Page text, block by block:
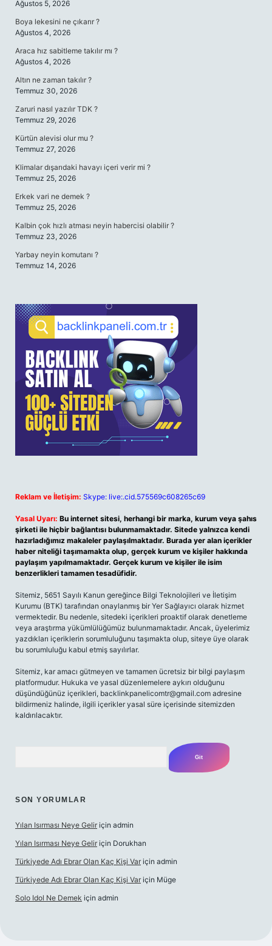
Ağustos 5, 2026
Boya lekesini ne çıkarır ?
Ağustos 4, 2026
Araca hız sabitleme takılır mı ?
Ağustos 4, 2026
Altın ne zaman takılır ?
Temmuz 30, 2026
Zaruri nasıl yazılır TDK ?
Temmuz 29, 2026
Kürtün alevisi olur mu ?
Temmuz 27, 2026
Klimalar dışarıdaki havayı içeri verir mi ?
Temmuz 25, 2026
Erkek vari ne demek ?
Temmuz 25, 2026
Kalbin çok hızlı atması neyin habercisi olabilir ?
Temmuz 23, 2026
Yarbay neyin komutanı ?
Temmuz 14, 2026
Reklam ve İletişim: Skype: live:.cid.575569c608265c69
Yasal Uyarı: Bu internet sitesi, herhangi bir marka, kurum veya şahıs
şirketi ile hiçbir bağlantısı bulunmamaktadır. Sitede yalnızca kendi
hazırladığımız makaleler paylaşılmaktadır. Burada yer alan içerikler
haber niteliği taşımamakta olup, gerçek kurum ve kişiler hakkında
paylaşım yapılmamaktadır. Gerçek kurum ve kişiler ile isim
benzerlikleri tamamen tesadüfidir.
Sitemiz, 5651 Sayılı Kanun gereğince Bilgi Teknolojileri ve İletişim
Kurumu (BTK) tarafından onaylanmış bir Yer Sağlayıcı olarak hizmet
vermektedir. Bu nedenle, sitedeki içerikleri proaktif olarak denetleme
veya araştırma yükümlülüğümüz bulunmamaktadır. Ancak, üyelerimiz
yazdıkları içeriklerin sorumluluğunu taşımakta olup, siteye üye olarak
bu sorumluluğu kabul etmiş sayılırlar.
Sitemiz, kar amacı gütmeyen ve tamamen ücretsiz bir bilgi paylaşım
platformudur. Hukuka ve yasal düzenlemelere aykırı olduğunu
düşündüğünüz içerikleri, backlinkpanelicomtr@gmail.com adresine
bildirmeniz halinde, ilgili içerikler yasal süre içerisinde sitemizden
kaldırılacaktır.
SON YORUMLAR
Yılan Isırması Neye Gelir için admin
Yılan Isırması Neye Gelir için Dorukhan
Türkiyede Adı Ebrar Olan Kaç Kişi Var için admin
Türkiyede Adı Ebrar Olan Kaç Kişi Var için Müge
Solo Idol Ne Demek için admin